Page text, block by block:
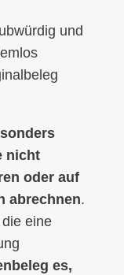
und
nicht
oder auf
abrechnen.
eine
es,